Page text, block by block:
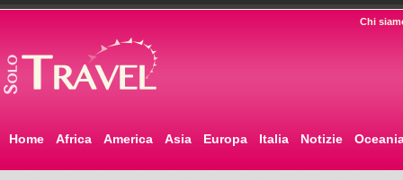
Chi
Home Africa America Asia Europa Italia Notizie